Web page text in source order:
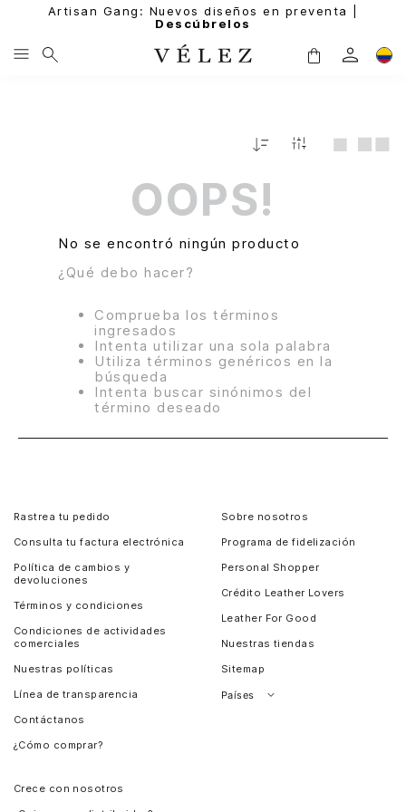
Artisan Gang: Nuevos diseños en preventa |
Descúbrelos
Fecha
OOPS!
No se encontró ningún producto
¿Qué debo hacer?
Comprueba los términos
ingresados
Intenta utilizar una sola palabra
Utiliza términos genéricos en la
búsqueda
Intenta buscar sinónimos del
término deseado
Rastrea tu pedido
Consulta tu factura electrónica
Política de cambios y
devoluciones
Términos y condiciones
Condiciones de actividades
comerciales
Nuestras políticas
Línea de transparencia
Contáctanos
¿Cómo comprar?
Sobre nosotros
Programa de fidelización
Personal Shopper
Crédito Leather Lovers
Leather For Good
Nuestras tiendas
Sitemap
Países
Crece con nosotros